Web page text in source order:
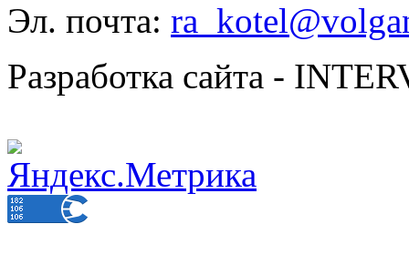
Эл. почта:
Разработка сайта -